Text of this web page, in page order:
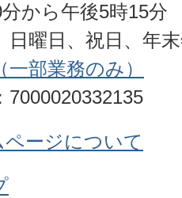
から午後5時15分
日曜日、祝日、年
一部業務のみ）
7000020332135
ージについて